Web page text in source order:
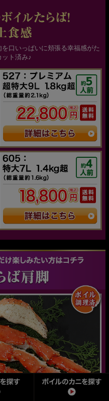
口いっぱいに頬張る幸福感がた
ット済み♪